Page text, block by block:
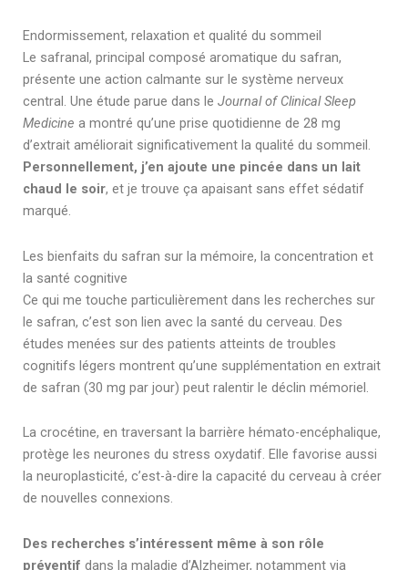
Endormissement, relaxation et qualité du sommeil
Le safranal, principal composé aromatique du safran,
présente une action calmante sur le système nerveux
central. Une étude parue dans le Journal of Clinical Sleep
Medicine a montré qu’une prise quotidienne de 28 mg
d’extrait améliorait significativement la qualité du sommeil.
Personnellement, j’en ajoute une pincée dans un lait
chaud le soir, et je trouve ça apaisant sans effet sédatif
marqué.
Les bienfaits du safran sur la mémoire, la concentration et
la santé cognitive
Ce qui me touche particulièrement dans les recherches sur
le safran, c’est son lien avec la santé du cerveau. Des
études menées sur des patients atteints de troubles
cognitifs légers montrent qu’une supplémentation en extrait
de safran (30 mg par jour) peut ralentir le déclin mémoriel.
La crocétine, en traversant la barrière hémato-encéphalique,
protège les neurones du stress oxydatif. Elle favorise aussi
la neuroplasticité, c’est-à-dire la capacité du cerveau à créer
de nouvelles connexions.
Des recherches s’intéressent même à son rôle
préventif dans la maladie d’Alzheimer, notamment via